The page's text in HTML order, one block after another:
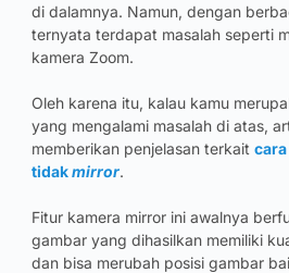
di dalamnya. Namun, dengan
ternyata terdapat masalah seperti
kamera Zoom.
Oleh karena itu, kalau kamu
yang mengalami masalah di atas,
memberikan penjelasan terkait
tidakmirror.
Fitur kamera mirror ini awalnya
gambar yang dihasilkan memiliki
dan bisa merubah posisi gambar